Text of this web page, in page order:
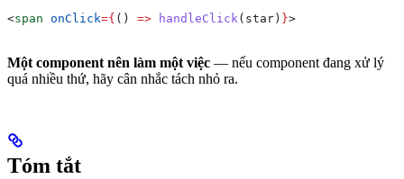
<span onClick={ () => handleClick( star ) }>
Một component nên làm một việc — nếu component đang xử lý
quá nhiều thứ, hãy cân nhắc tách nhỏ ra.
Tóm tắt